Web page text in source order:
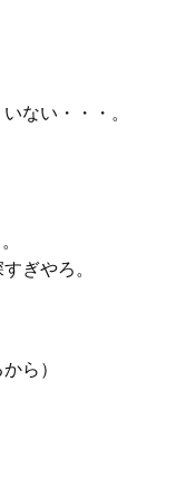
ない・・・。
ぎやろ。
ら）